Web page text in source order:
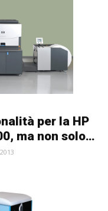
per la HP
ma non solo…